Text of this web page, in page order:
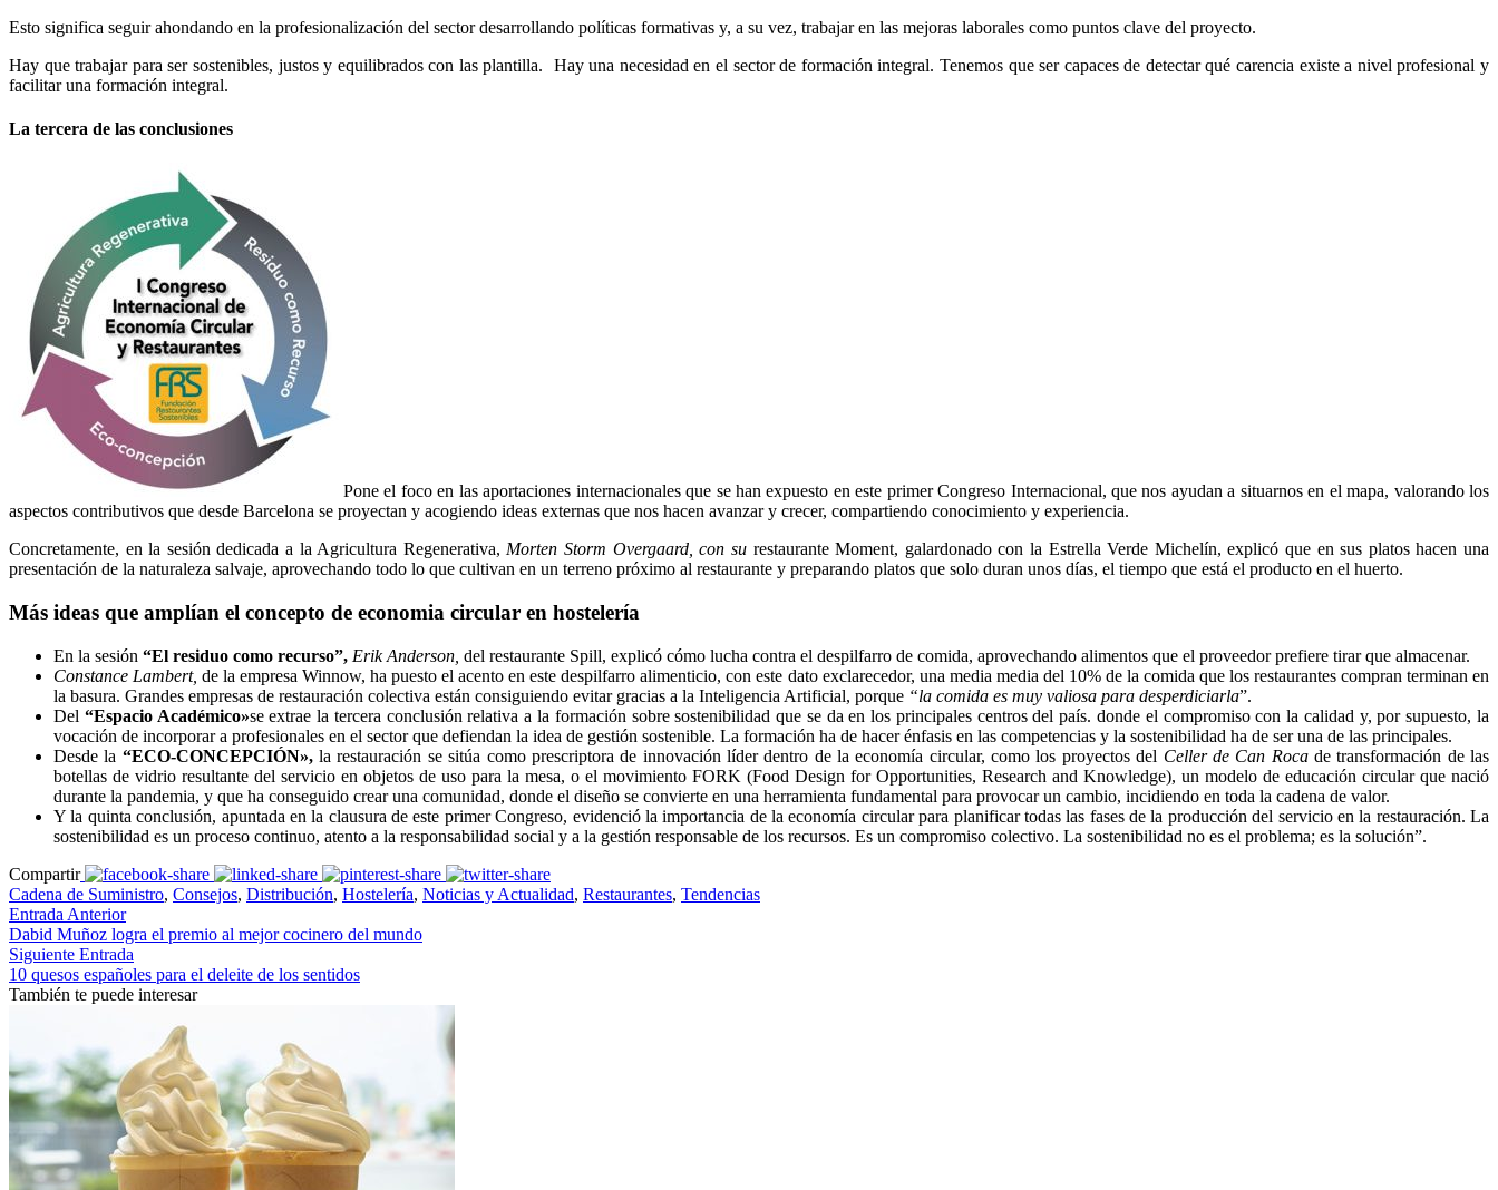
Esto significa seguir ahondando en la profesionalización del sector desarrollando políticas formativas y, a su vez, trabajar en las mejoras laborales como puntos clave del proyecto.
Hay que trabajar para ser sostenibles, justos y equilibrados con las plantilla. Hay una necesidad en el sector de formación integral. Tenemos que ser capaces de detectar qué carencia existe a nivel profesional y
facilitar una formación integral.
La tercera de las conclusiones
Pone el foco en las aportaciones internacionales que se han expuesto en este primer Congreso Internacional, que nos ayudan a situarnos en el mapa, valorando los
aspectos contributivos que desde Barcelona se proyectan y acogiendo ideas externas que nos hacen avanzar y crecer, compartiendo conocimiento y experiencia.
Concretamente, en la sesión dedicada a la Agricultura Regenerativa, Morten Storm Overgaard, con surestaurante Moment, galardonado con la Estrella Verde Michelín, explicó que en sus platos hacen una
presentación de la naturaleza salvaje, aprovechando todo lo que cultivan en un terreno próximo al restaurante y preparando platos que solo duran unos días, el tiempo que está el producto en el huerto.
Más ideas que amplían el concepto de economia circular en hostelería
En la sesión “El residuo como recurso”, Erik Anderson, del restaurante Spill, explicó cómo lucha contra el despilfarro de comida, aprovechando alimentos que el proveedor prefiere tirar que almacenar.
Constance Lambert,de la empresa Winnow, ha puesto el acento en este despilfarro alimenticio, con este dato exclarecedor, una media media del 10% de la comida que los restaurantes compran terminan en
la basura. Grandes empresas de restauración colectiva están consiguiendo evitar gracias a la Inteligencia Artificial, porque “la comida es muy valiosa para desperdiciarla”.
Del “Espacio Académico»se extrae la tercera conclusión relativa a la formación sobre sostenibilidad que se da en los principales centros del país. donde el compromiso con la calidad y, por supuesto, la
vocación de incorporar a profesionales en el sector que defiendan la idea de gestión sostenible. La formación ha de hacer énfasis en las competencias y la sostenibilidad ha de ser una de las principales.
Desde la “ECO-CONCEPCIÓN»,la restauración se sitúa como prescriptora de innovación líder dentro de la economía circular, como los proyectos del Celler de Can Roca de transformación de las
botellas de vidrio resultante del servicio en objetos de uso para la mesa, o el movimiento FORK (Food Design for Opportunities, Research and Knowledge), un modelo de educación circular que nació
durante la pandemia, y que ha conseguido crear una comunidad, donde el diseño se convierte en una herramienta fundamental para provocar un cambio, incidiendo en toda la cadena de valor.
Y la quinta conclusión, apuntada en la clausura de este primer Congreso, evidenció la importancia de la economía circular para planificar todas las fases de la producción del servicio en la restauración. La
sostenibilidad es un proceso continuo, atento a la responsabilidad social y a la gestión responsable de los recursos. Es un compromiso colectivo. La sostenibilidad no es el problema; es la solución”.
Compartir
Cadena de Suministro, Consejos, Distribución, Hostelería, Noticias y Actualidad, Restaurantes, Tendencias
Entrada Anterior
Dabid Muñoz logra el premio al mejor cocinero del mundo
Siguiente Entrada
10 quesos españoles para el deleite de los sentidos
También te puede interesar